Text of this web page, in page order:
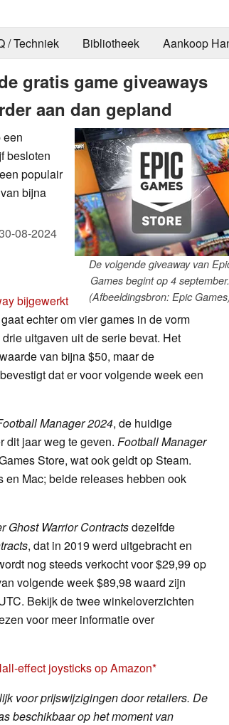
/ Techniek Bibliotheek Aankoop
gratis game giveaways
aan dan gepland
De volgende giveaway van
Games begint op 4 september.
(Afbeeldingsbron: Epic
een
besloten
populair
bijna
08-2024
bijgewerkt
echter om vier games in de vorm
uitgaven uit de serie bevat. Het
van bijna $50, maar de
dat er voor volgende week een
Manager 2024, de huidige
dit jaar weg te geven. Football Manager
Store, wat ook geldt op Steam.
en Mac; beide releases hebben ook
Ghost Warrior Contractsdezelfde
, dat in 2019 werd uitgebracht en
nog steeds verkocht voor $29,99 op
volgende week $89,98 waard zijn
Bekijk de twee winkeloverzichten
voor meer informatie over
effect joysticks op Amazon
voor prijswijzigingen door retailers. De
beschikbaar op het moment van